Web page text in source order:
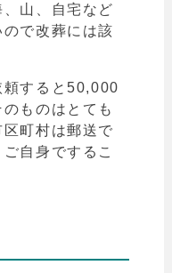
山、自宅など
で改葬には該
頼すると50,000
ものはとても
町村は郵送で
自身でするこ